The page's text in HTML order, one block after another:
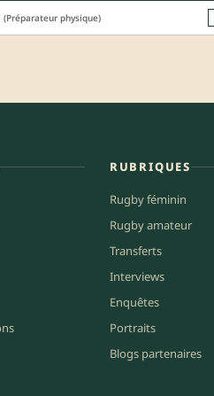
(Préparateur physique)
RUBRIQUES
Rugby féminin
Rugby amateur
Transferts
Interviews
Enquêtes
Portraits
Blogs partenaires